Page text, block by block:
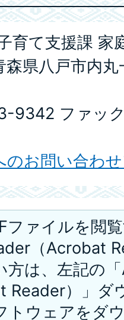
育て支援課 家
県八戸市内丸
9342 ファッ
のお問い合わ
ファイルを閲
（Acrobat
方は、左記の
Reader）」ダ
トウェアをダ